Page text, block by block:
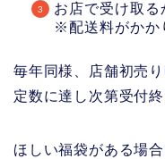
お店で受け取る
※配送料がかか
毎年同様、店舗初売
定数に達し次第受付終
ほしい福袋がある場